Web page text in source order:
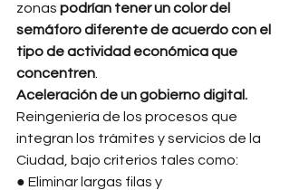
zonas podrían tener un color del
semáforo diferente de acuerdo con el
tipo de actividad económica que
concentren
Aceleración de un gobierno digital.
Reingeniería de los procesos que
integran los trámites y servicios de la
Ciudad, bajo criterios tales como:
● Eliminar largas filas y